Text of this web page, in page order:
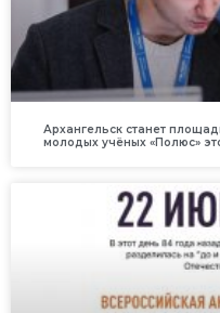
Архангельск станет
молодых учёных «Полюс»